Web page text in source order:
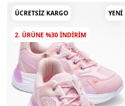
ÜCRETSIZ KARGO YENI
2. ÜRÜNE %30 INDIRIM